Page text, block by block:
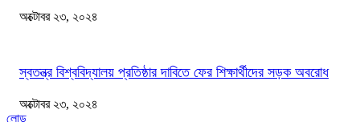
অক্টোবর ২৩, ২০২৪
স্বতন্ত্র বিশ্ববিদ্যালয় প্রতিষ্ঠার দাবিতে ফের শিক্ষার্থীদের সড়ক অবরোধ
অক্টোবর ২৩, ২০২৪
লোড